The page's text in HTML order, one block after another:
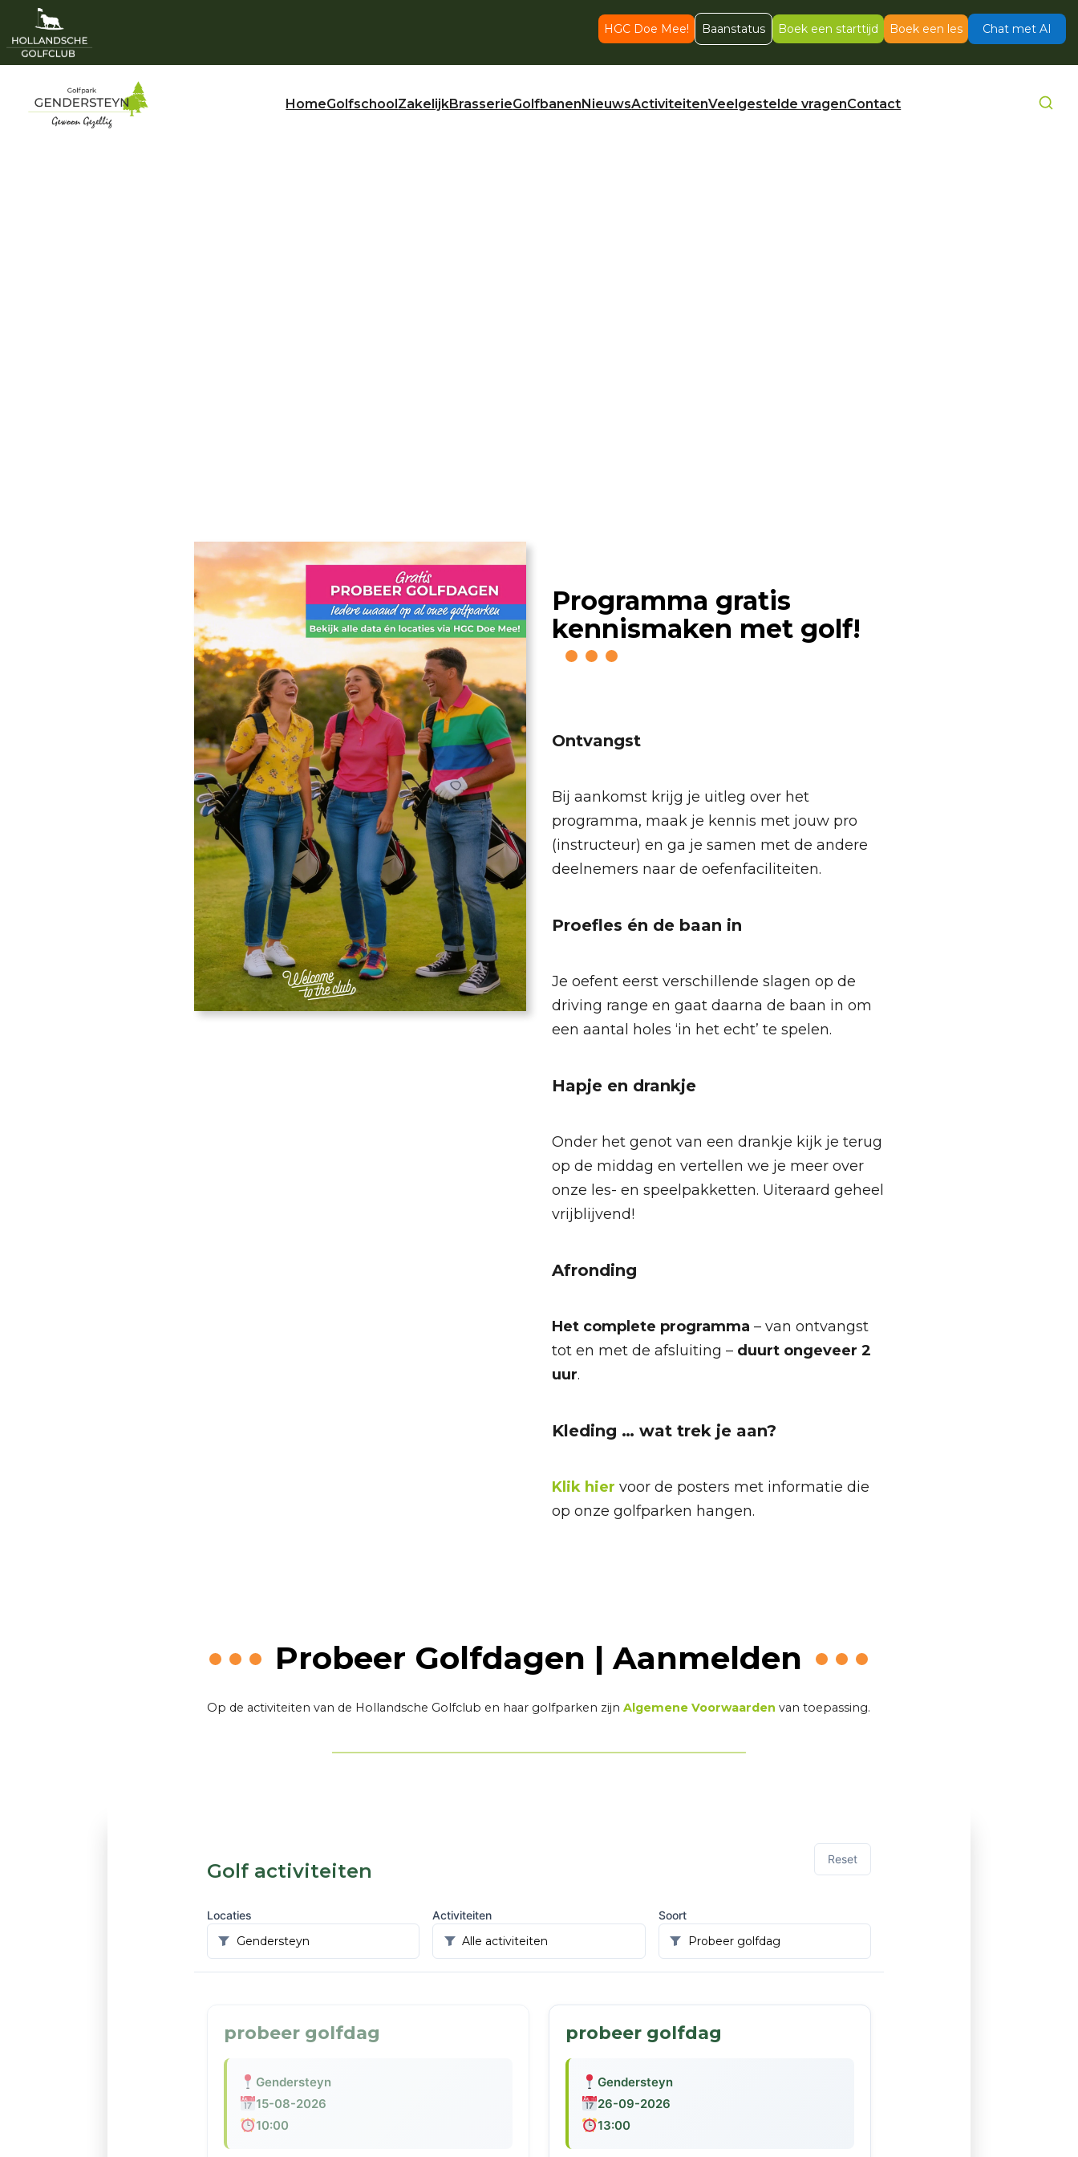
HGC Doe Mee! Baanstatus Boek een starttijd Boek een les Chat met AI
HomeGolfschoolZakelijkBrasserieGolfbanenNieuwsActiviteitenVeelgestelde vragenContact
Programma gratis
kennismaken met golf!
Ontvangst
Bij aankomst krijg je uitleg over het
programma, maak je kennis met jouw pro
(instructeur) en ga je samen met de andere
deelnemers naar de oefenfaciliteiten.
Proefles én de baan in
Je oefent eerst verschillende slagen op de
driving range en gaat daarna de baan in om
een aantal holes ‘in het echt’ te spelen.
Hapje en drankje
Onder het genot van een drankje kijk je terug
op de middag en vertellen we je meer over
onze les- en speelpakketten. Uiteraard geheel
vrijblijvend!
Afronding
Het complete programma – van ontvangst
tot en met de afsluiting – duurt ongeveer 2
uur.
Kleding … wat trek je aan?
Klik hier voor de posters met informatie die
op onze golfparken hangen.
Probeer Golfdagen | Aanmelden
Op de activiteiten van de Hollandsche Golfclub en haar golfparken zijnAlgemene Voorwaarden van toepassing.
Golf activiteiten
Reset
Locaties Activiteiten Soort
probeer golfdag
Gendersteyn
15-08-2026
10:00
probeer golfdag
Gendersteyn
26-09-2026
13:00